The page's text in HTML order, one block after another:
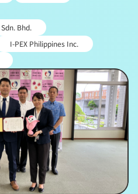
Bhd.
I-PEX Philippines Inc.